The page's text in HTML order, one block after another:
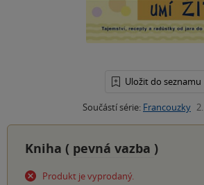
Uložit do seznamu
Součástí série: Francouzky
Kniha ( pevná vazba )
Produkt je vyprodaný.